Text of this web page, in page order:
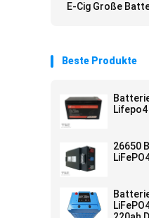
E-Cig Große
Beste Produkte
Lifepo4
26650